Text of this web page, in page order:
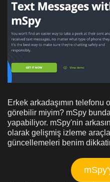
Erkek arkadaşımın telefonu
görebilir miyim? mSpy
yapabiliyor. mSpy'nin
olarak gelişmiş izleme
güncellemeleri benim